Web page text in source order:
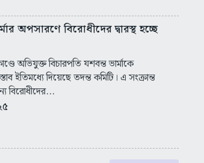
অপসারণে বিরোধীদের দ্বারস্থ হচ্ছে
অভিযুক্ত বিচারপতি যশবন্ত ভার্মাকে
ইতিমধ্যে দিয়েছে তদন্ত কমিটি। এ সংক্রান্ত
বিরোধীদের...